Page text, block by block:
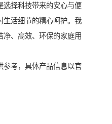
选择科技带来的安心与便
生活细节的精心呵护。我
、高效、环保的家庭用
参考，具体产品信息以官